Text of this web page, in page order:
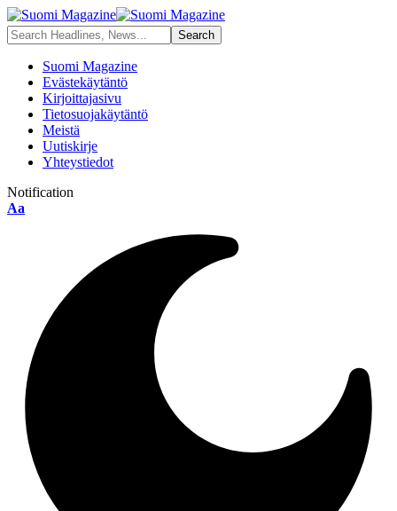
Suomi Magazine
Evästekäytäntö
Kirjoittajasivu
Tietosuojakäytäntö
Meistä
Uutiskirje
Yhteystiedot
Notification
Font
Aa